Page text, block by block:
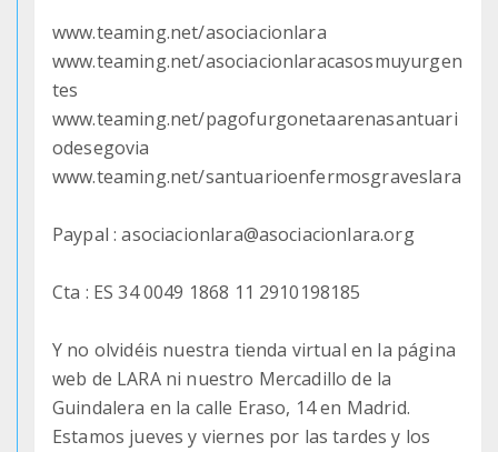
www.teaming.net/asociacionlara
www.teaming.net/asociacionlaracasosmuyurgen
tes
www.teaming.net/pagofurgonetaarenasantuari
odesegovia
www.teaming.net/santuarioenfermosgraveslara
Paypal : asociacionlara@asociacionlara.org
Cta : ES 34 0049 1868 11 2910198185
Y no olvidéis nuestra tienda virtual en la página
web de LARA ni nuestro Mercadillo de la
Guindalera en la calle Eraso, 14 en Madrid.
Estamos jueves y viernes por las tardes y los